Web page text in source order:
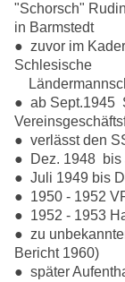
"Schorsch"
in Barmstedt
● zuvor im
Schlesische
● ab Sept.1945
● verlässt den
● Dez. 1948 bis
● Juli 1949 bis
● 1950 - 1952
● 1952 - 1953
● zu
Bericht 1960)
● später